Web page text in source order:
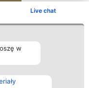
Live chat
w
Kontakt
Kontakt